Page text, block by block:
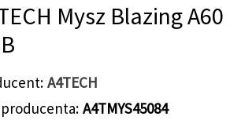
Mysz Blazing A60
A4TECH
A4TMYS45084